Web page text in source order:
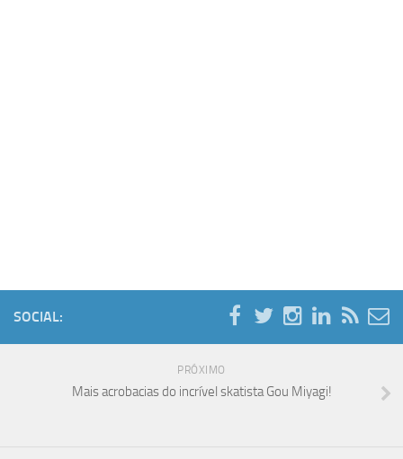
SOCIAL:
PRÓXIMO
Mais acrobacias do incrível skatista Gou Miyagi!